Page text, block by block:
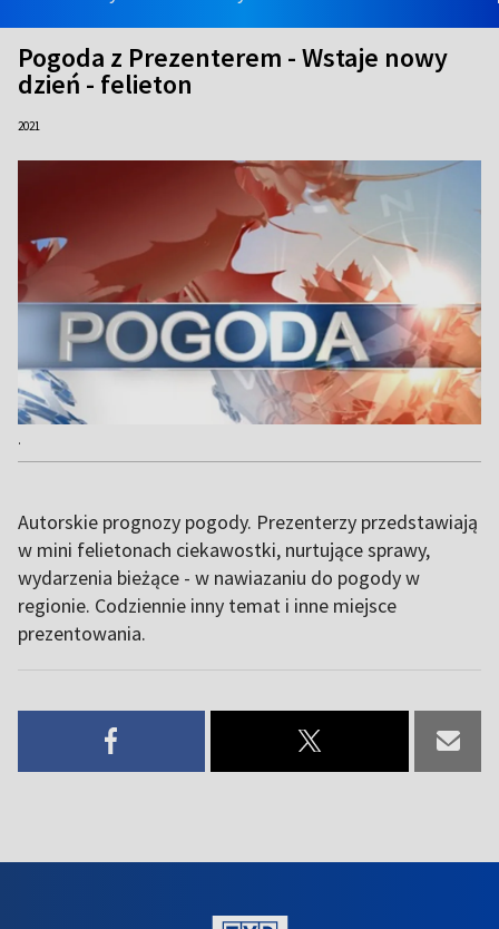
Pogoda z Prezenterem - Wstaje nowy
dzień - felieton
2021
.
Autorskie prognozy pogody. Prezenterzy przedstawiają
w mini felietonach ciekawostki, nurtujące sprawy,
wydarzenia bieżące - w nawiazaniu do pogody w
regionie. Codziennie inny temat i inne miejsce
prezentowania.